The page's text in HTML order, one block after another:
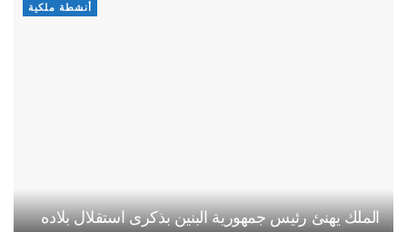
أنشطة ملكية
الملك يهنئ رئيس جمهورية البنين بذكرى استقلال بلاده